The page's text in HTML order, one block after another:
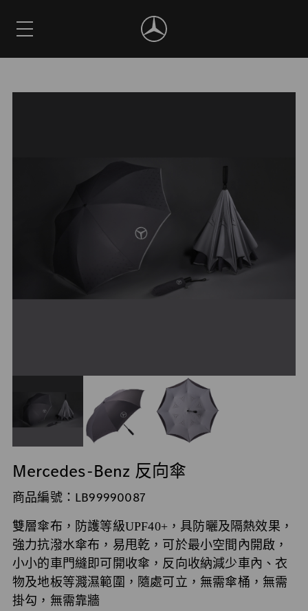
Mercedes-Benz 反向傘
商品編號：LB99990087
雙層傘布，防護等級UPF40+，具防曬及隔熱效果，
強力抗潑水傘布，易甩乾，可於最小空間內開啟，
小小的車門縫即可開收傘，反向收納減少車內、衣
物及地板等濺濕範圍，隨處可立，無需傘桶，無需
掛勾，無需靠牆